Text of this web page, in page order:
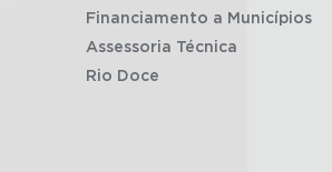
Financiamento a Municípios
Assessoria Técnica
Rio Doce